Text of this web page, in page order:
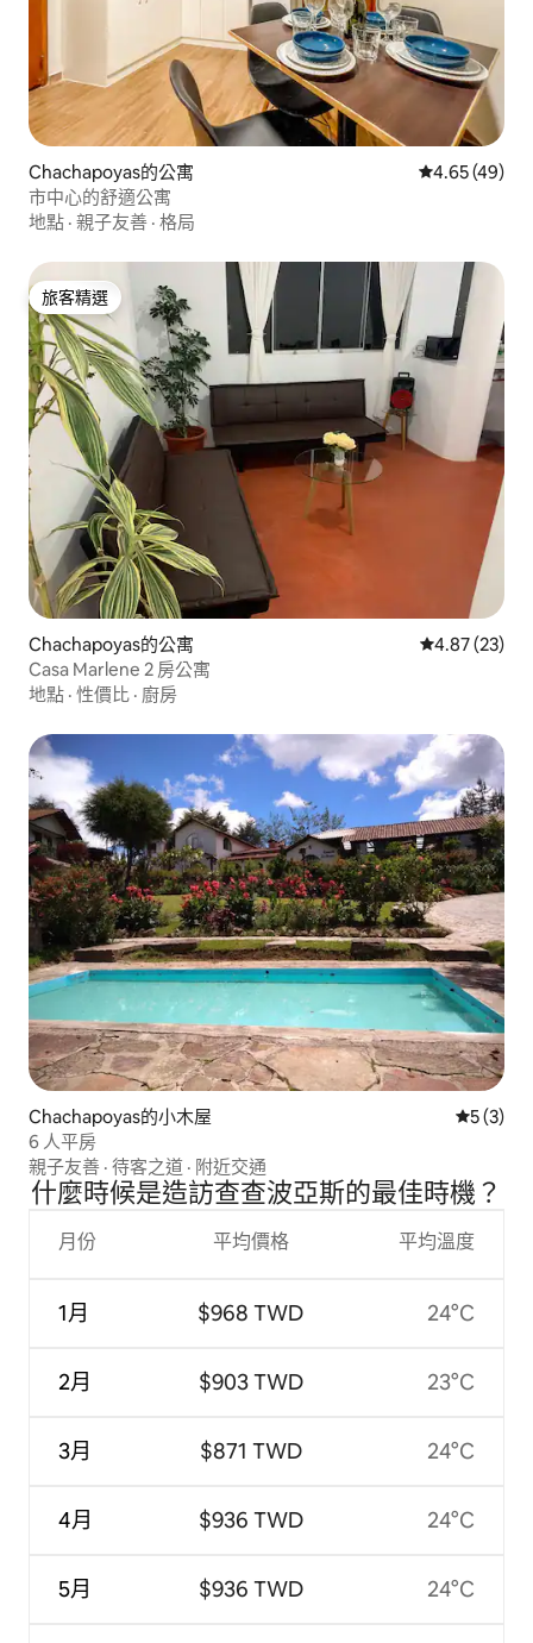
Chachapoyas的公寓 從 49 則評價
4.65 (49)
市中心的舒適公寓
地點 · 親子友善 · 格局
旅客精選
旅客精選
Chachapoyas的公寓 從 23 則評價
4.87 (23)
Casa Marlene 2 房公寓
地點 · 性價比 · 廚房
Chachapoyas的小木屋 從 3 則評
5 (3)
6 人平房
親子友善 · 待客之道 · 附近交通
什麼時候是造訪查查波亞斯的最佳時機？
月份
1月
2月
3月
4月
5月
平均價格
$968 TWD
$903 TWD
$871 TWD
$936 TWD
$936 TWD
平均溫度
24°C
23°C
24°C
24°C
24°C